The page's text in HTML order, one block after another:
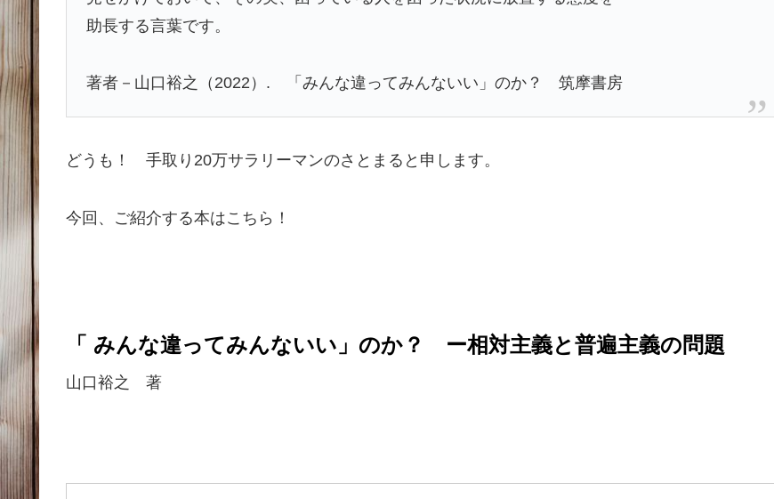
助長する言葉です。
著者－ 山口裕之 （2022）. 「みんな違ってみんないい」のか？ 筑摩書房
どうも！ 手取り20万サラリーマンのさとまると申します。
今回、ご紹介する本はこちら！
「 みんな違ってみんないい」のか？ ー相対主義と普遍主義の問題
山口裕之 著